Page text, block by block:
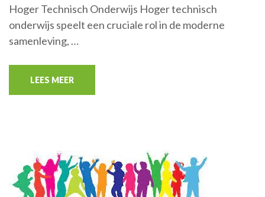
Hoger Technisch Onderwijs Hoger technisch
onderwijs speelt een cruciale rol in de moderne
samenleving, …
LEES MEER